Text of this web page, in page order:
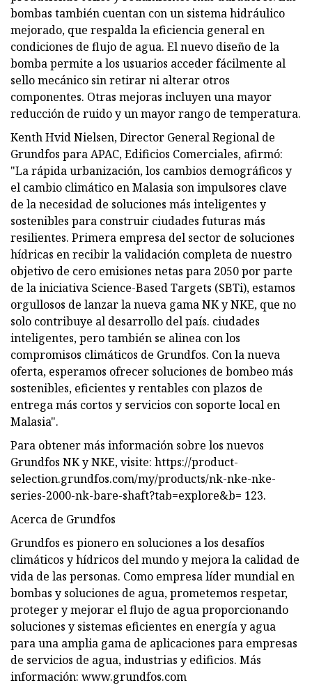
bombas también cuentan con un sistema hidráulico
mejorado, que respalda la eficiencia general en
condiciones de flujo de agua. El nuevo diseño de la
bomba permite a los usuarios acceder fácilmente al
sello mecánico sin retirar ni alterar otros
componentes. Otras mejoras incluyen una mayor
reducción de ruido y un mayor rango de temperatura.
Kenth Hvid Nielsen, Director General Regional de
Grundfos para APAC, Edificios Comerciales, afirmó:
"La rápida urbanización, los cambios demográficos y
el cambio climático en Malasia son impulsores clave
de la necesidad de soluciones más inteligentes y
sostenibles para construir ciudades futuras más
resilientes. Primera empresa del sector de soluciones
hídricas en recibir la validación completa de nuestro
objetivo de cero emisiones netas para 2050 por parte
de la iniciativa Science-Based Targets (SBTi), estamos
orgullosos de lanzar la nueva gama NK y NKE, que no
solo contribuye al desarrollo del país. ciudades
inteligentes, pero también se alinea con los
compromisos climáticos de Grundfos. Con la nueva
oferta, esperamos ofrecer soluciones de bombeo más
sostenibles, eficientes y rentables con plazos de
entrega más cortos y servicios con soporte local en
Malasia".
Para obtener más información sobre los nuevos
Grundfos NK y NKE, visite: https://product-
selection.grundfos.com/my/products/nk-nke-nke-
series-2000-nk-bare-shaft?tab=explore&b= 123.
Acerca de Grundfos
Grundfos es pionero en soluciones a los desafíos
climáticos y hídricos del mundo y mejora la calidad de
vida de las personas. Como empresa líder mundial en
bombas y soluciones de agua, prometemos respetar,
proteger y mejorar el flujo de agua proporcionando
soluciones y sistemas eficientes en energía y agua
para una amplia gama de aplicaciones para empresas
de servicios de agua, industrias y edificios. Más
información: www.grundfos.com